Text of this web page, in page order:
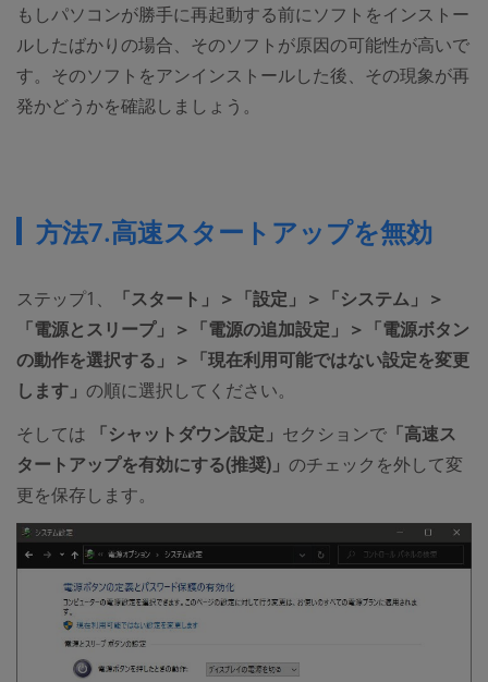
もしパソコンが勝手に再起動する前にソフトをインストー
ルしたばかりの場合、そのソフトが原因の可能性が高いで
す。そのソフトをアンインストールした後、その現象が再
発かどうかを確認しましょう。
方法7.高速スタートアップを無効
ステップ1、
「スタート」＞「設定」＞「システム」＞
「電源とスリープ」＞「電源の追加設定」＞「電源ボタン
の動作を選択する」＞「現在利用可能ではない設定を変更
します」 の順に選択してください。
そしては
「シャットダウン設定」 セクションで 「高速ス
タートアップを有効にする(推奨)」 のチェックを外して変
更を保存します。